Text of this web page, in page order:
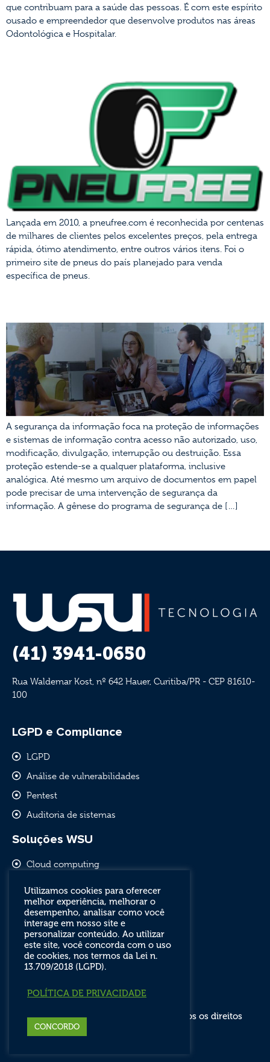
que contribuam para a saúde das pessoas. É com este espírito
ousado e empreendedor que desenvolve produtos nas áreas
Odontológica e Hospitalar.
Lançada em 2010, a pneufree.com é reconhecida por centenas
de milhares de clientes pelos excelentes preços, pela entrega
rápida, ótimo atendimento, entre outros vários itens. Foi o
primeiro site de pneus do país planejado para venda
específica de pneus.
A segurança da informação foca na proteção de informações
e sistemas de informação contra acesso não autorizado, uso,
modificação, divulgação, interrupção ou destruição. Essa
proteção estende-se a qualquer plataforma, inclusive
analógica. Até mesmo um arquivo de documentos em papel
pode precisar de uma intervenção de segurança da
informação. A gênese do programa de segurança de […]
(41) 3941-0650
Rua Waldemar Kost, nº 642 Hauer, Curitiba/PR - CEP 81610-
100
LGPD e Compliance
LGPD
Análise de vulnerabilidades
Pentest
Auditoria de sistemas
Soluções WSU
Cloud computing
Software livre e outsourcing
Segurança de redes
WSU Tecnologia © 2012 a 2025 - Todos os direitos
Utilizamos cookies para oferecer
melhor experiência, melhorar o
desempenho, analisar como você
interage em nosso site e
personalizar conteúdo. Ao utilizar
este site, você concorda com o uso
de cookies, nos termos da Lei n.
13.709/2018 (LGPD).
POLÍTICA DE PRIVACIDADE
CONCORDO